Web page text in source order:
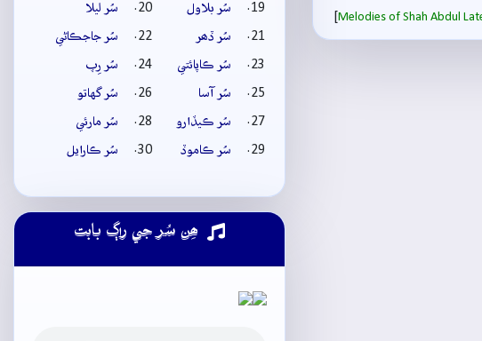
[Melodies of Shah Abdul
سُر بلاول
سُر ليلا
سُر ڏھر
سُر جاجڪاڻي
سُر ڪاپائتي
سُر رِپ
سُر آسا
سُر گهاتو
سُر ڪيڏارو
سُر مارئي
سُر ڪاموڏ
سُر ڪارايل
ھِن سُر جي راڳ بابت